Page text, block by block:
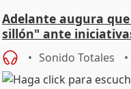
Adelante augura
sillón" ante
Sonido Totales